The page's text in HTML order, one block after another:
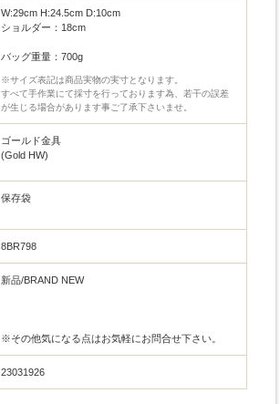
W:29cm H:24.5cm D:10cm
ショルダー：18cm
バッグ重量：700g
※サイズ表記は商品実物の実寸となります。
すべて手作業にて採寸を行っております為、若干の誤差
が生じる場合があります事ご了承下さいませ。
ゴールド金具
(Gold HW)
保存袋
8BR798
新品/BRAND NEW
※その他気になる点はお気軽にお問合せ下さい。
23031926